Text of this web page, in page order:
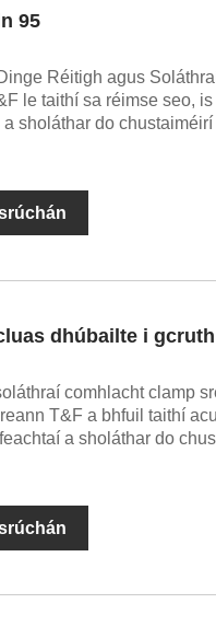
95
Réitigh agus
le taithí sa réimse seo,
sholáthar do
dhúbailte i
comhlacht clamp
T&F a bhfuil taithí
a sholáthar do